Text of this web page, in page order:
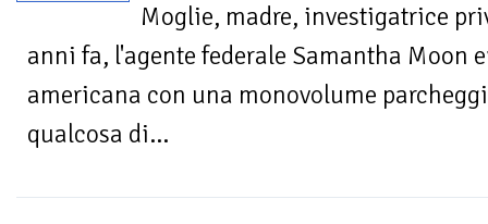
Moglie, madre, investigatrice
anni fa, l'agente federale Samantha Moon
americana con una monovolume
qualcosa di...